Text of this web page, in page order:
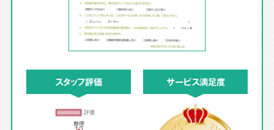
スタッフ評価 サービス満足度